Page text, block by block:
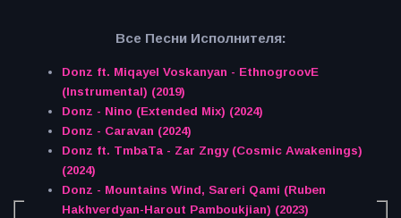
Все Песни Исполнителя:
Donz ft. Miqayel Voskanyan - EthnogroovE
(Instrumental) (2019)
Donz - Nino (Extended Mix) (2024)
Donz - Caravan (2024)
Donz ft. TmbaTa - Zar Zngy (Cosmic Awakenings)
(2024)
Donz - Mountains Wind, Sareri Qami (Ruben
Hakhverdyan-Harout Pamboukjian) (2023)